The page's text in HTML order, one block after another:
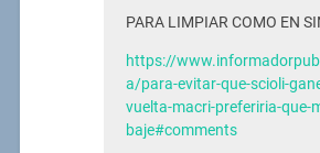
PARA LIMPIAR COMO EN
https://
a/para-evitar-que-scioli-
vuelta-macri-preferiria-que-
baje#comments